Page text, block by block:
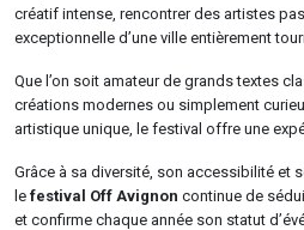
créatif intense, rencontrer des artistes
exceptionnelle d’une ville entièrement
Que l’on soit amateur de grands textes
créations modernes ou simplement
artistique unique, le festival offre une
Grâce à sa diversité, son accessibilité et
le festival Off Avignon continue de
et confirme chaque année son statut